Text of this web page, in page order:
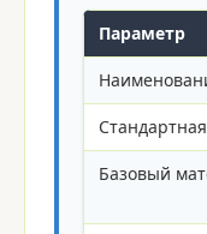
Параметр
Базовый